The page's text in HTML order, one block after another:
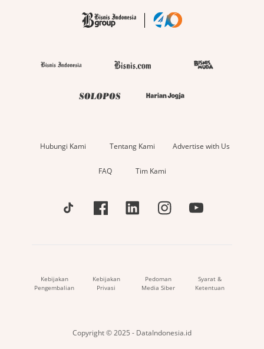
Hubungi Kami Tentang Kami Advertise with Us
FAQ Tim Kami
Kebijakan
Pengembalian
Kebijakan
Privasi
Pedoman
Media Siber
Syarat &
Ketentuan
Copyright © 2025 - DataIndonesia.id